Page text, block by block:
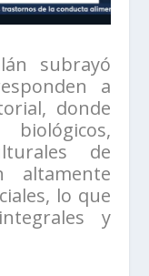
subrayó
a
donde
de
altamente
lo que
y